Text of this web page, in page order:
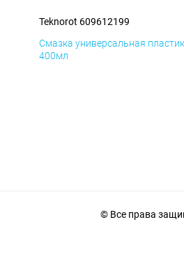
Teknorot 609612199
Смазка универсальная
400мл
© Все права